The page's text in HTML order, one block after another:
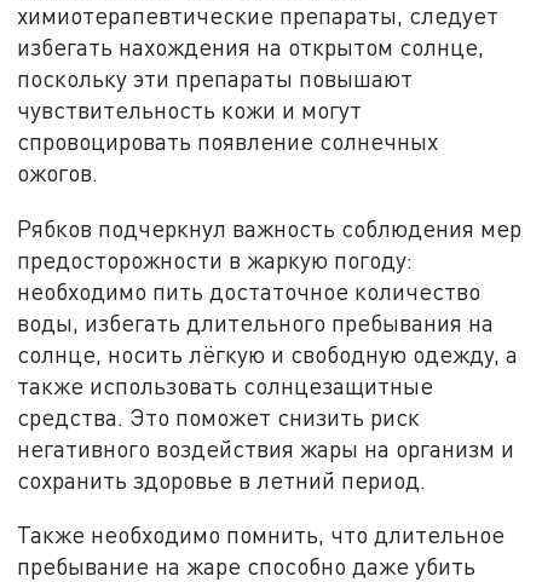
химиотерапевтические препараты, следует
избегать нахождения на открытом солнце,
поскольку эти препараты повышают
чувствительность кожи и могут
спровоцировать появление солнечных
ожогов.
Рябков подчеркнул важность соблюдения мер
предосторожности в жаркую погоду:
необходимо пить достаточное количество
воды, избегать длительного пребывания на
солнце, носить лёгкую и свободную одежду, а
также использовать солнцезащитные
средства. Это поможет снизить риск
негативного воздействия жары на организм и
сохранить здоровье в летний период.
Также необходимо помнить, что длительное
пребывание на жаре способно даже убить